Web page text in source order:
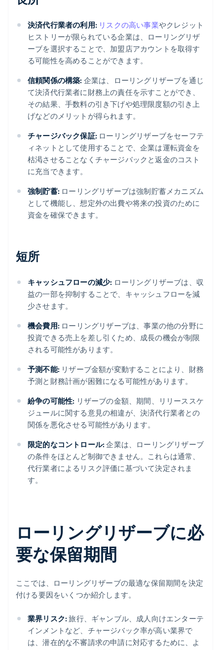
決済代行業者の利用: リスクの高い事業やクレジット
ヒストリーが限られている企業は、ローリングリザ
ーブを選択することで、加盟店アカウントを取得す
る可能性を高めることができます。
信頼関係の構築: 企業は、ローリングリザーブを通じ
て決済代行業者に財務上の責任を示すことができ、
その結果、手数料の引き下げや処理限度額の引き上
げなどのメリットが得られます。
チャージバック保証: ローリングリザーブをセーフテ
ィネットとして使用することで、企業は運転資金を
枯渇させることなくチャージバックと返金のコスト
に充当できます。
強制貯蓄: ローリングリザーブは強制貯蓄メカニズム
として機能し、想定外の出費や将来の投資のために
資金を確保できます。
短所
キャッシュフローの減少: ローリングリザーブは、収
益の一部を抑制することで、キャッシュフローを減
少させます。
機会費用: ローリングリザーブは、事業の他の分野に
投資できる売上を差し引くため、成長の機会が制限
される可能性があります。
予測不能: リザーブ金額が変動することにより、財務
予測と財務計画が困難になる可能性があります。
紛争の可能性: リザーブの金額、期間、リリーススケ
ジュールに関する意見の相違が、決済代行業者との
関係を悪化させる可能性があります。
限定的なコントロール: 企業は、ローリングリザーブ
の条件をほとんど制御できません。これらは通常、
代行業者によるリスク評価に基づいて決定されま
す。
ローリングリザーブに必
要な保留期間
ここでは、ローリングリザーブの最適な保留期間を決定
付ける要因をいくつか紹介します。
業界リスク: 旅行、ギャンブル、成人向けエンターテ
インメントなど、チャージバック率が高い業界で
は、潜在的な不審請求の申請に対応するために、よ